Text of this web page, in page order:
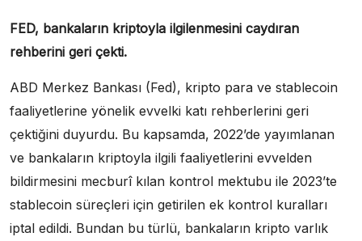
FED, bankaların kriptoyla ilgilenmesini caydıran
rehberini geri çekti.
ABD Merkez Bankası (Fed), kripto para ve stablecoin
faaliyetlerine yönelik evvelki katı rehberlerini geri
çektiğini duyurdu. Bu kapsamda, 2022’de yayımlanan
ve bankaların kriptoyla ilgili faaliyetlerini evvelden
bildirmesini mecburî kılan kontrol mektubu ile 2023’te
stablecoin süreçleri için getirilen ek kontrol kuralları
iptal edildi. Bundan bu türlü, bankaların kripto varlık